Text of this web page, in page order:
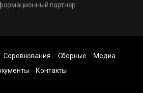
партнер
Соревнования Сборные
Медиа
Контакты